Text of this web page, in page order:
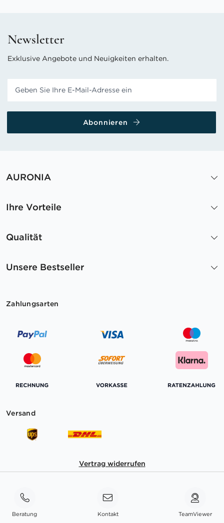
Newsletter
Exklusive Angebote und Neuigkeiten erhalten.
Abonnieren
AURONIA
Ihre Vorteile
Qualität
Unsere Bestseller
Zahlungsarten
Versand
Vertrag widerrufen
Beratung Kontakt TeamViewer